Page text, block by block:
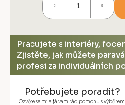
Pracujete s interiéry,
Zjistěte, jak můžete
profesi za individuálních
Potřebujete poradit?
Ozvěte se mi a já vám rád pomohu s výběrem.